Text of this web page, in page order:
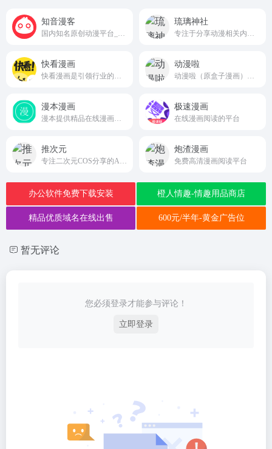
知音漫客 琉璃神社
快看漫画 动漫啦
漫本漫画 极速漫画
在线漫画阅读的平台
推次元 炮渣漫画
免费高清漫画阅读平台
办公软件免费下载安装 橙人情趣-情趣用品商店
精品优质域名在线出售 600元/半年-黄金广告位
暂无评论
您必须登录才能参与评论！
立即登录